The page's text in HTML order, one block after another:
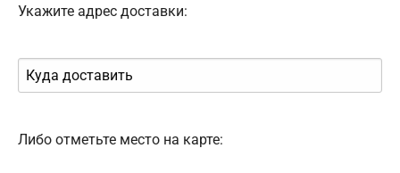
Укажите адрес доставки:
Либо отметьте место на карте: